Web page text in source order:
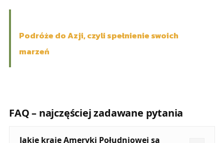
Podróże do Azji, czyli spełnienie swoich
marzeń
FAQ – najczęściej zadawane pytania
Jakie kraje Ameryki Południowej są